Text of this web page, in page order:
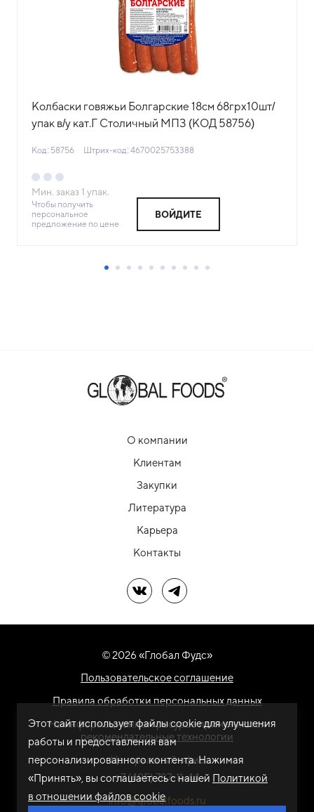
Колбаски говяжьи Болгарские 18см 68грх10шт/
упак в/у кат.Г Столичный МПЗ (КОД 58756)
Код: 58756 Штрих-код: 4670025753388
Мин. заказ 1 упак.
Чтобы получить
персональное
предложение по цене
ВОЙДИТЕ
О компании
Клиентам
Закупки
Литература
Карьера
Контакты
Мы в ВКМы в Telegram
© 2026 «Глобал Фудс»
Пользовательское соглашение
Правила обработки персональных данных
На информационном ресурсе применяются
рекомендательные технологии
Центральный офис
+7 (495) 787-11-44
info@globalfoods.ru
Этот сайт использует файлы cookie для улучшения
работы и предоставления вам
персонализированного контента. Нажимая
«Принять», вы соглашаетесь с нашей Политикой
в отношении файлов cookie